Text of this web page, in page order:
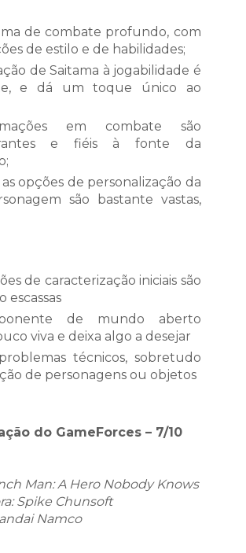
de combate profundo, com
de estilo e de habilidades;
de Saitama à jogabilidade é
e dá um toque único ao
em combate são
e fiéis à fonte da
opções de personalização da
são bastante vastas,
de caracterização iniciais são
escassas
de mundo aberto
viva e deixa algo a desejar
técnicos, sobretudo
de personagens ou objetos
do GameForces – 7/10
Man: A Hero Nobody Knows
Spike Chunsoft
Namco